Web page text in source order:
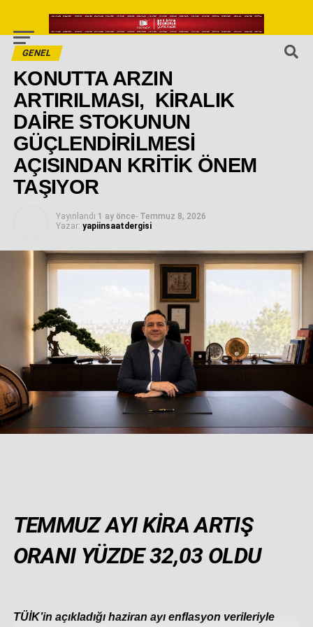
GENEL
KONUTTA ARZIN
ARTIRILMASI, KİRALIK
DAİRE STOKUNUN
GÜÇLENDİRİLMESİ
AÇISINDAN KRİTİK ÖNEM
TAŞIYOR
Yayınlandı 1 ay önce- Temmuz 8, 2026
Yazar: yapiinsaatdergisi
TEMMUZ AYI KİRA ARTIŞ
ORANI YÜZDE 32,03 OLDU
TÜİK’in açıkladığı haziran ayı enflasyon verileriyle